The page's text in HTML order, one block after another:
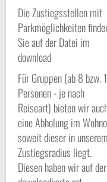
Die Zustiegsstellen mit
Parkmöglichkeiten
Sie auf der Datei im
download
Für Gruppen (ab 8 bzw.
Personen - je nach
Reiseart) bieten wir
eine Abholung im
soweit dieser in unserem
Zustiegsradius liegt.
Diesen haben wir auf der